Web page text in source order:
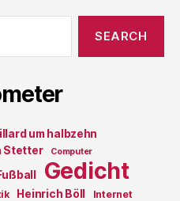
um halbzehn
Stetter Computer
Gedicht
Heinrich Böll Internet